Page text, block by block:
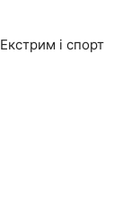
Екстрим і спорт